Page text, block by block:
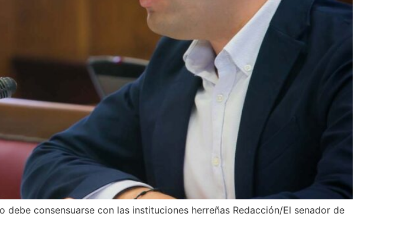
consensuarse con las instituciones herreñas Redacción/El senador de